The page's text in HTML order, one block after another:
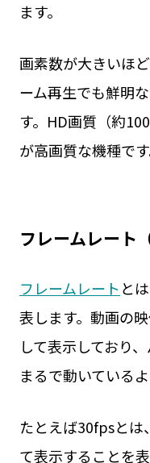
ます。
画素数が大きいほ
ーム再生でも鮮明
す。HD画質（約
が高画質な機種です
フレームレート
フレームレートと
表します。動画の
して表示しており
まるで動いている
たとえば30fpsとは
て表示することを